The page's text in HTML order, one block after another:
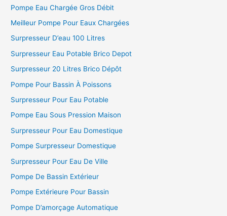
Pompe Eau Chargée Gros Débit
Meilleur Pompe Pour Eaux Chargées
Surpresseur D’eau 100 Litres
Surpresseur Eau Potable Brico Depot
Surpresseur 20 Litres Brico Dépôt
Pompe Pour Bassin À Poissons
Surpresseur Pour Eau Potable
Pompe Eau Sous Pression Maison
Surpresseur Pour Eau Domestique
Pompe Surpresseur Domestique
Surpresseur Pour Eau De Ville
Pompe De Bassin Extérieur
Pompe Extérieure Pour Bassin
Pompe D’amorçage Automatique